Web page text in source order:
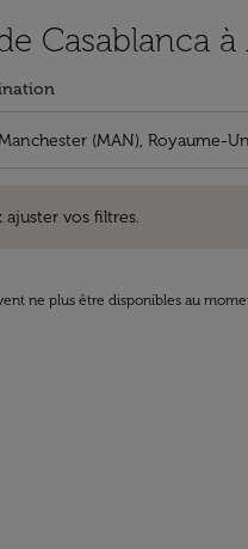
Casablanca
vos filtres.
ne plus être disponibles au